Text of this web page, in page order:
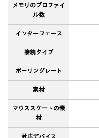
メモリのプロファイ
ル数
インターフェース
接続タイプ
ポーリングレート
素材
マウススケートの素
材